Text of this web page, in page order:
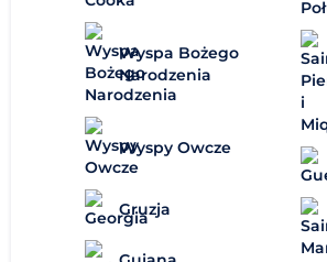
Wyspa Bożego
Narodzenia
Wyspy Owcze
Gruzja